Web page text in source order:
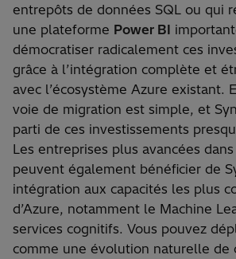
entrepôts de données SQL ou qui
une plateforme Power BI
démocratiser radicalement ces
grâce à l’intégration complète et
avec l’écosystème Azure existant.
voie de migration est simple, et
parti de ces investissements
Les entreprises plus avancées
peuvent également bénéficier de
intégration aux capacités les plus
d’Azure, notamment le Machine
services cognitifs. Vous pouvez
comme une évolution naturelle de